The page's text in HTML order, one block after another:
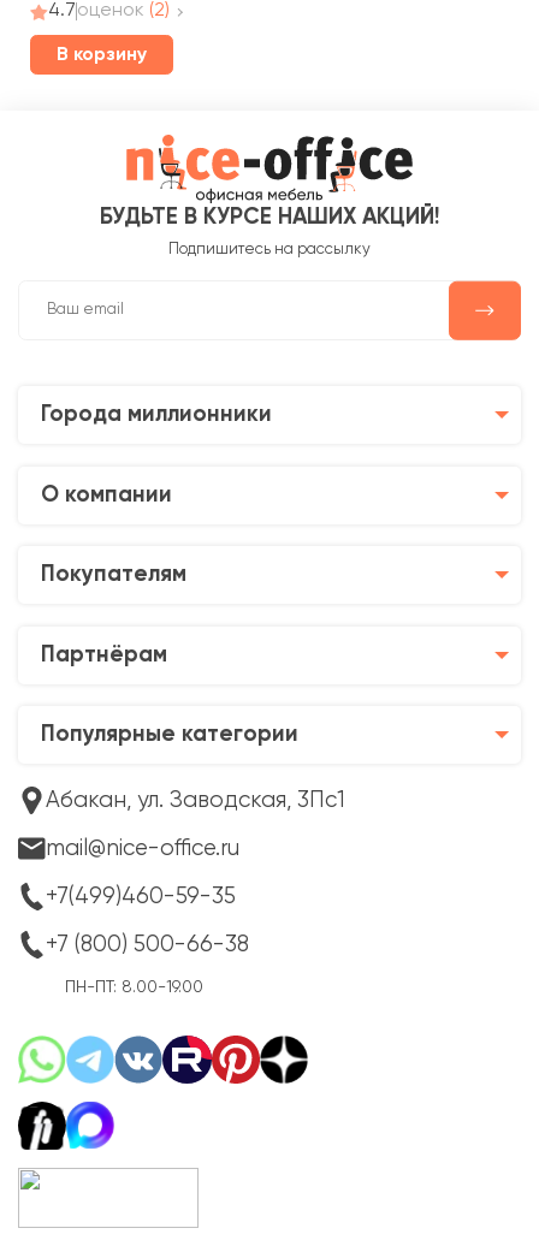
4.7оценок (2)
В корзину
БУДЬТЕ В КУРСЕ НАШИХ АКЦИЙ!
Подпишитесь на рассылку
Города миллионники
О компании
Покупателям
Партнёрам
Популярные категории
Абакан, ул. Заводская, 3Пс1
mail@nice-office.ru
+7(499)460-59-35
+7 (800) 500-66-38
ПН-ПТ: 8.00-19.00